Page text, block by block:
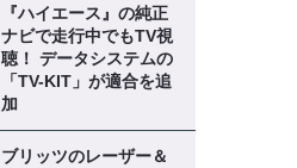
『ハイエース』の純正
ナビで走行中でもTV視
聴！ データシステムの
「TV-KIT」が適合を追
加
ブリッツのレーザー＆